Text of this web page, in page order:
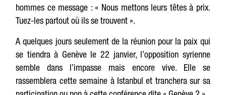
hommes ce message : « Nous mettons leurs têtes à prix.
Tuez-les partout où ils se trouvent ».
A quelques jours seulement de la réunion pour la paix qui
se tiendra à Genève le 22 janvier, l’opposition syrienne
semble dans l’impasse mais encore vive. Elle se
rassemblera cette semaine à Istanbul et tranchera sur sa